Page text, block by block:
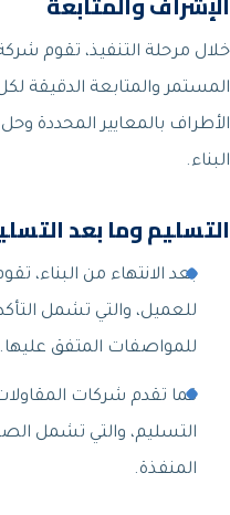
خلال مرحلة التنفيذ، تقوم
المستمر والمتابعة الدقيقة
الأطراف بالمعايير المحددة
البناء.
التسليم وما بعد
بعد الانتهاء من البناء،
للعميل، والتي تشمل
للمواصفات المتفق عليها.
كما تقدم شركات
التسليم، والتي تشمل
المنفذة.